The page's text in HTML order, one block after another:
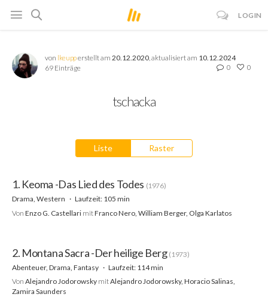
LOGIN
von lkeupperstellt am 20.12.2020, aktualisiert am 10.12.2024
69 Einträge
0 0
tschacka
Liste Raster
1. Keoma -Das Lied des Todes (1976)
Drama, Western
Laufzeit: 105 min
Von Enzo G. Castellari mitFranco Nero, William Berger, Olga Karlatos
2. Montana Sacra -Der heilige Berg (1973)
Abenteuer, Drama, Fantasy
Laufzeit: 114 min
Von Alejandro Jodorowsky mitAlejandro Jodorowsky, Horacio Salinas,
Zamira Saunders